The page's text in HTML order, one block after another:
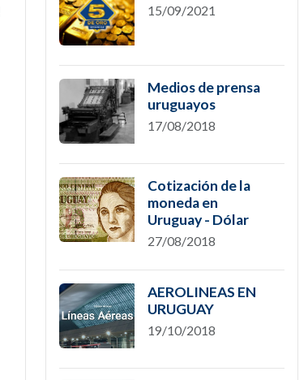
15/09/2021
Medios de prensa
uruguayos
17/08/2018
Cotización de la
moneda en
Uruguay - Dólar
27/08/2018
AEROLINEAS EN
URUGUAY
19/10/2018